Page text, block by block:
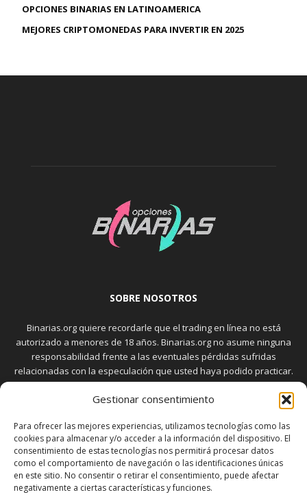
Gestionar consentimiento
Para ofrecer las mejores experiencias, utilizamos tecnologías como las
cookies para almacenar y/o acceder a la información del dispositivo. El
consentimiento de estas tecnologías nos permitirá procesar datos
como el comportamiento de navegación o las identificaciones únicas
en este sitio. No consentir o retirar el consentimiento, puede afectar
negativamente a ciertas características y funciones.
OPCIONES BINARIAS EN LATINOAMERICA
MEJORES CRIPTOMONEDAS PARA INVERTIR EN 2025
SOBRE NOSOTROS
Binarias.org quiere recordarle que el trading en línea no está
autorizado a menores de 18 años. Binarias.org no asume ninguna
responsabilidad frente a las eventuales pérdidas sufridas
relacionadas con la especulación que usted haya podido practicar.
El trading en el mercado de opciones binarias implica riesgos
elevados. Usted debe conocer y aceptar estos riesgos, que
transacciones bursátiles.
SÍGUENOS